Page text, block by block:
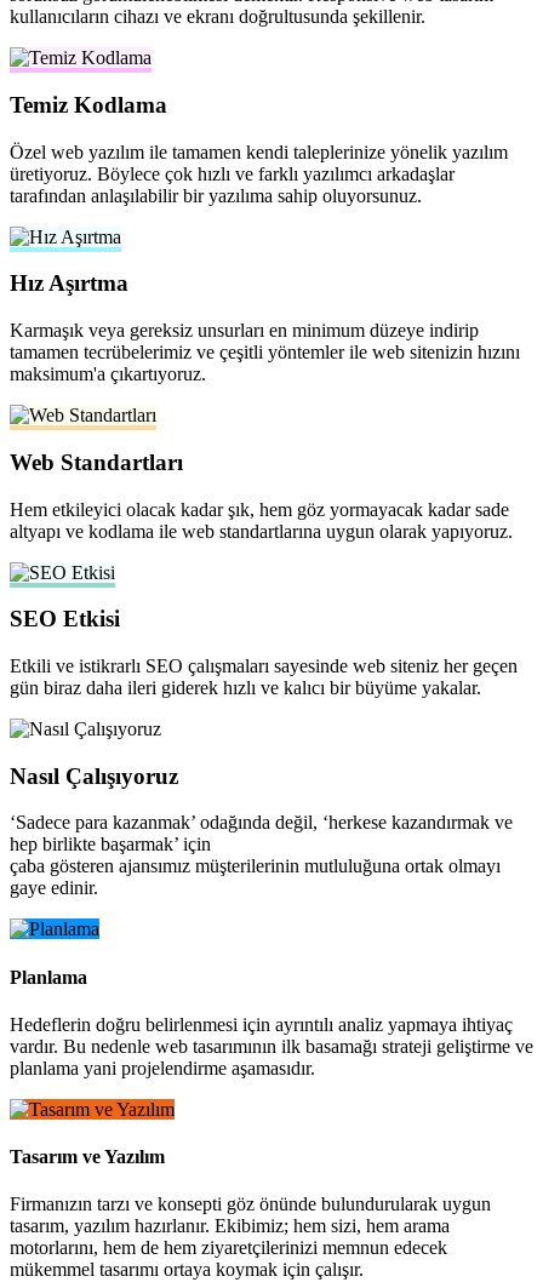
kullanıcıların cihazı ve ekranı doğrultusunda şekillenir.
Temiz Kodlama
Özel web yazılım ile tamamen kendi taleplerinize yönelik yazılım
üretiyoruz. Böylece çok hızlı ve farklı yazılımcı arkadaşlar
tarafından anlaşılabilir bir yazılıma sahip oluyorsunuz.
Hız Aşırtma
Karmaşık veya gereksiz unsurları en minimum düzeye indirip
tamamen tecrübelerimiz ve çeşitli yöntemler ile web sitenizin hızını
maksimum'a çıkartıyoruz.
Web Standartları
Hem etkileyici olacak kadar şık, hem göz yormayacak kadar sade
altyapı ve kodlama ile web standartlarına uygun olarak yapıyoruz.
SEO Etkisi
Etkili ve istikrarlı SEO çalışmaları sayesinde web siteniz her geçen
gün biraz daha ileri giderek hızlı ve kalıcı bir büyüme yakalar.
Nasıl Çalışıyoruz
‘Sadece para kazanmak’ odağında değil, ‘herkese kazandırmak ve
hep birlikte başarmak’ için
çaba gösteren ajansımız müşterilerinin mutluluğuna ortak olmayı
gaye edinir.
Planlama
Hedeflerin doğru belirlenmesi için ayrıntılı analiz yapmaya ihtiyaç
vardır. Bu nedenle web tasarımının ilk basamağı strateji geliştirme ve
planlama yani projelendirme aşamasıdır.
Tasarım ve Yazılım
Firmanızın tarzı ve konsepti göz önünde bulundurularak uygun
tasarım, yazılım hazırlanır. Ekibimiz; hem sizi, hem arama
motorlarını, hem de hem ziyaretçilerinizi memnun edecek
mükemmel tasarımı ortaya koymak için çalışır.